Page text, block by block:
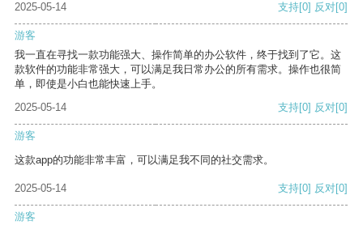
2025-05-14
支持[0] 反对[0]
游客
我一直在寻找一款功能强大、操作简单的办公软件，终于找到了它。这
款软件的功能非常强大，可以满足我日常办公的所有需求。操作也很简
单，即使是小白也能快速上手。
2025-05-14
支持[0] 反对[0]
游客
这款app的功能非常丰富，可以满足我不同的社交需求。
2025-05-14 支持[0] 反对[0]
游客